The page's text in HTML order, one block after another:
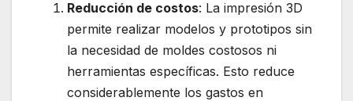
Reducción de costos: La impresión 3D
permite realizar modelos y prototipos sin
la necesidad de moldes costosos ni
herramientas específicas. Esto reduce
considerablemente los gastos en